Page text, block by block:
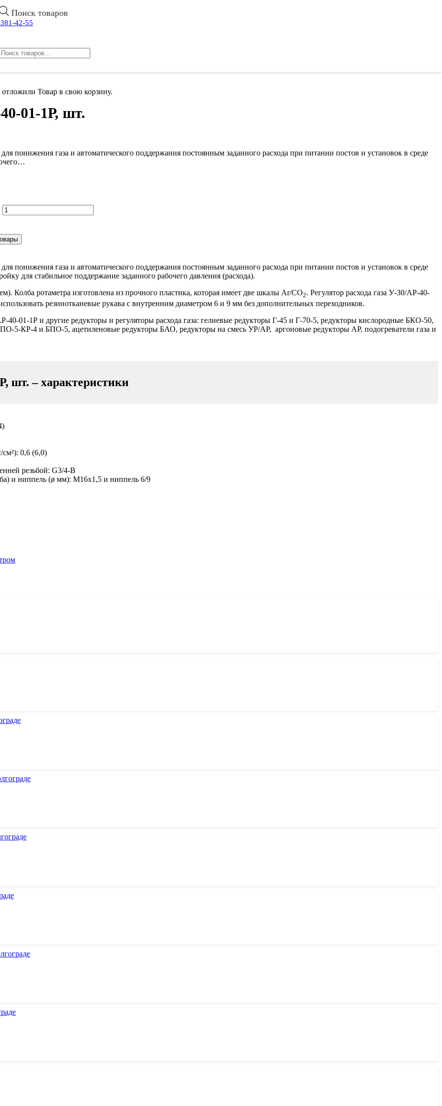
381-42-55
Поиск товаров
Товар в свою корзину.
01-1Р, шт.
понижения газа и автоматического поддержания постоянным заданного расхода при питании постов и установок в среде
понижения газа и автоматического поддержания постоянным заданного расхода при питании постов и установок в среде
для стабильное поддержание заданного рабочего давления (расхода).
Колба ротаметра изготовлена из прочного пластика, которая имеет две шкалы Ar/CO2. Регулятор расхода газа У-30/АР-40-
резинотканевые рукава с внутренним диаметром 6 и 9 мм без дополнительных переходников.
40-01-1Р и другие редукторы и регуляторы расхода газа: гелиевые редукторы Г-45 и Г-70-5, редукторы кислородные БКО-50,
5-КР-4 и БПО-5, ацетиленовые редукторы БАО, редукторы на смесь УР/АР, аргоновые редукторы АР, подогреватели газа и
шт. – характеристики
0,6 (6,0)
резьбой: G3/4-B
и ниппель (ø мм): M16х1,5 и ниппель 6/9